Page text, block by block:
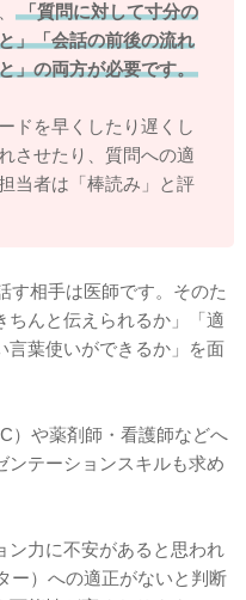
「質問に対して寸分の
」「会話の前後の流れ
」の両方が必要です。
ドを早くしたり遅くし
させたり、質問への適
当者は「棒読み」と評
す相手は医師です。そのた
ちんと伝えられるか」「適
言葉使いができるか」を面
）や薬剤師・看護師などへ
ンテーションスキルも求め
ン力に不安があると思われ
ー）への適正がないと判断